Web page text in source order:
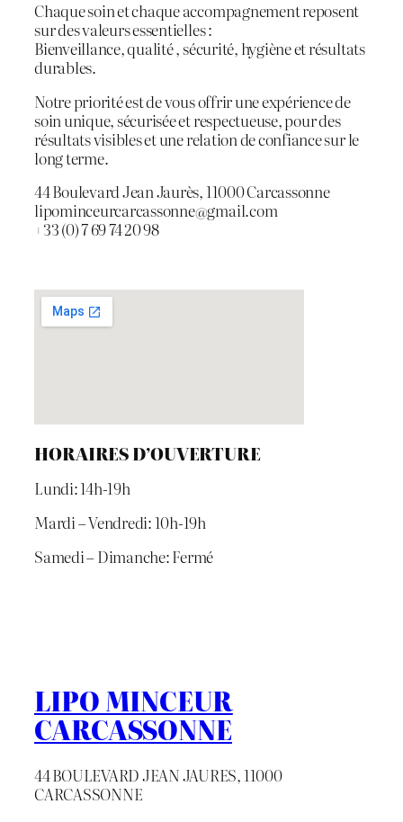
Chaque soin et chaque accompagnement reposent
sur des valeurs essentielles :
Bienveillance, qualité , sécurité, hygiène et résultats
durables.
Notre priorité est de vous offrir une expérience de
soin unique, sécurisée et respectueuse, pour des
résultats visibles et une relation de confiance sur le
long terme.
44 Boulevard Jean Jaurès, 11000 Carcassonne
lipominceurcarcassonne@gmail.com
+33 (0) 7 69 74 20 98
HORAIRES D’OUVERTURE
Lundi: 14h-19h
Mardi – Vendredi: 10h-19h
Samedi – Dimanche: Fermé
LIPO MINCEUR
CARCASSONNE
44 BOULEVARD JEAN JAURES, 11000
CARCASSONNE